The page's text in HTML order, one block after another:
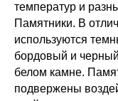
температур и
Памятники. В
используются
бордовый и
белом камне.
подвержены